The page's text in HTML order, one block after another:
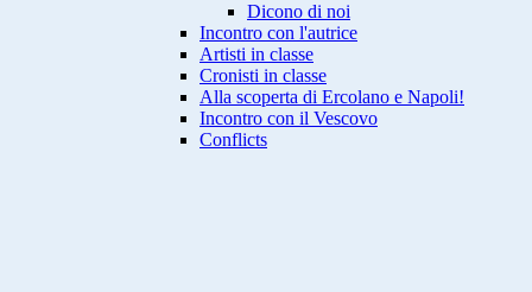
Dicono di noi
Incontro con l'autrice
Artisti in classe
Cronisti in classe
Alla scoperta di Ercolano e Napoli!
Incontro con il Vescovo
Conflicts